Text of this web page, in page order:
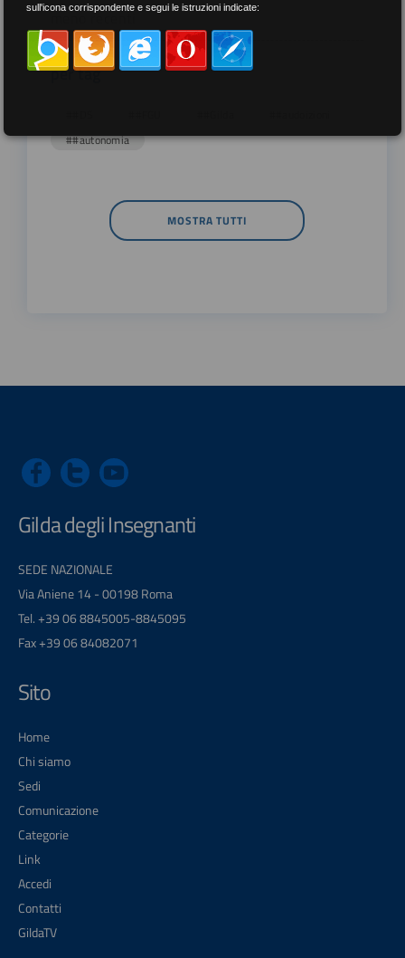
meno recenti
per tag
##autonomia
MOSTRA TUTTI
Gilda degli Insegnanti
SEDE NAZIONALE
Via Aniene 14 - 00198 Roma
Tel. +39 06 8845005-8845095
Fax +39 06 84082071
Sito
Home
Chi siamo
Sedi
Comunicazione
Categorie
Link
Accedi
Contatti
GildaTV
sull'icona corrispondente e segui le istruzioni indicate: